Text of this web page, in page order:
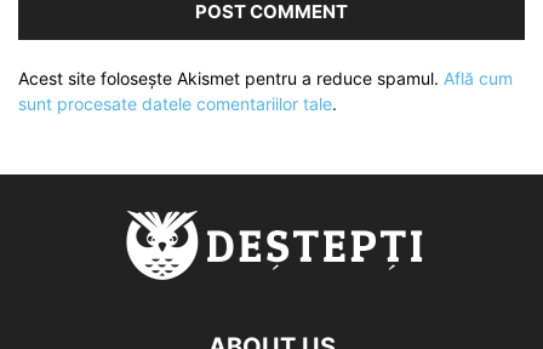
Acest site folosește Akismet pentru a reduce spamul. Află cum
sunt procesate datele comentariilor tale.